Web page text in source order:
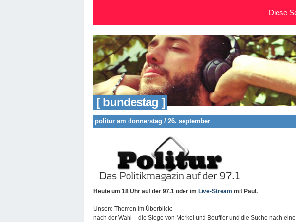
[ bundestag ]
politur am donnerstag / 26. september
Heute um 18 Uhr auf der 97.1 oder im Live-Stream mit Paul.
Unsere Themen im Überblick:
nach der Wahl – die Siege von Merkel und Bouffier und die Suche nach
Diese